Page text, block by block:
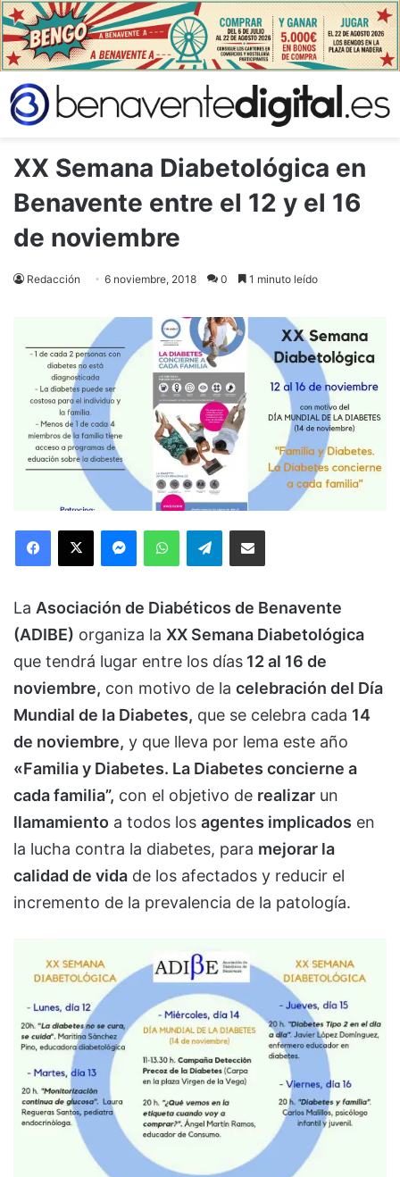
XX Semana Diabetológica en
Benavente entre el 12 y el 16
de noviembre
Redacción 6 noviembre, 2018 0 1 minuto leído
Telegram
La Asociación de Diabéticos de Benavente
(ADIBE) organiza la XX Semana Diabetológica
que tendrá lugar entre los días 12 al 16 de
noviembre, con motivo de la celebración del Día
Mundial de la Diabetes, que se celebra cada 14
de noviembre, y que lleva por lema este año
«Familia y Diabetes. La Diabetes concierne a
cada familia”, con el objetivo de realizar un
llamamiento a todos los agentes implicados en
la lucha contra la diabetes, para mejorar la
calidad de vida de los afectados y reducir el
incremento de la prevalencia de la patología.